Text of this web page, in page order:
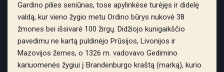
Gardino pilies seniūnas, tose apylinkėse turėjęs ir didelę
valdą, kur vieno žygio metu Ordino būrys nukovė 38
žmones bei išsivarė 100 žirgų. Didžiojo kunigaikščio
pavedimu ne kartą puldinėjo Prūsijos, Livonijos ir
Mazovijos žemes, o 1326 m. vadovavo Gedimino
kariuomenės žygiui į Brandenburgo kraštą (marką), kurio